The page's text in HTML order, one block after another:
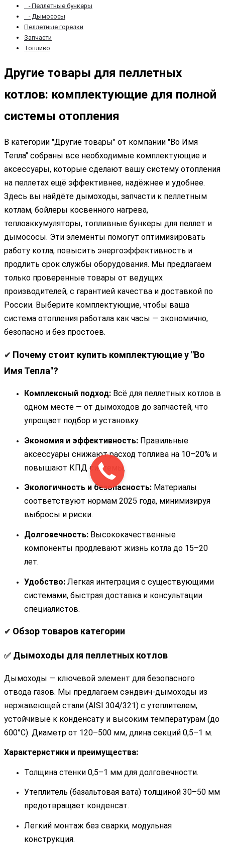
- Пеллетные бункеры
- Дымососы
Пеллетные горелки
Запчасти
Топливо
Другие товары для пеллетных
котлов: комплектующие для полной
системы отопления
В категории "Другие товары" от компании "Во Имя
Тепла" собраны все необходимые комплектующие и
аксессуары, которые сделают вашу систему отопления
на пеллетах ещё эффективнее, надёжнее и удобнее.
Здесь вы найдёте дымоходы, запчасти к пеллетным
котлам, бойлеры косвенного нагрева,
теплоаккумуляторы, топливные бункеры для пеллет и
дымососы. Эти элементы помогут оптимизировать
работу котла, повысить энергоэффективность и
продлить срок службы оборудования. Мы предлагаем
только проверенные товары от ведущих
производителей, с гарантией качества и доставкой по
России. Выберите комплектующие, чтобы ваша
система отопления работала как часы — экономично,
безопасно и без простоев.
✔ Почему стоит купить комплектующие у "Во
Имя Тепла"?
Комплексный подход: Всё для пеллетных котлов в
одном месте — от дымоходов до запчастей, что
упрощает подбор и установку.
Экономия и эффективность: Правильные
аксессуары снижают расход топлива на 10–20% и
повышают КПД системы.
Экологичность и безопасность: Материалы
соответствуют нормам 2025 года, минимизируя
выбросы и риски.
Долговечность: Высококачественные
компоненты продлевают жизнь котла до 15–20
лет.
Удобство: Легкая интеграция с существующими
системами, быстрая доставка и консультации
специалистов.
✔ Обзор товаров категории
✅ Дымоходы для пеллетных котлов
Дымоходы — ключевой элемент для безопасного
отвода газов. Мы предлагаем сэндвич-дымоходы из
нержавеющей стали (AISI 304/321) с утеплителем,
устойчивые к конденсату и высоким температурам (до
600°C). Диаметр от 120–500 мм, длина секций 0,5–1 м.
Характеристики и преимущества:
Толщина стенки 0,5–1 мм для долговечности.
Утеплитель (базальтовая вата) толщиной 30–50 мм
предотвращает конденсат.
Легкий монтаж без сварки, модульная
конструкция.